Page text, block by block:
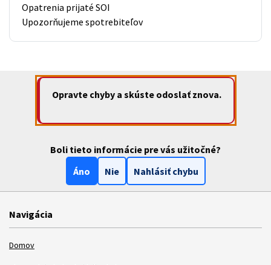
Opatrenia prijaté SOI
Upozorňujeme spotrebiteľov
Opravte chyby a skúste odoslať znova.
Boli tieto informácie pre vás užitočné?
Áno
Nie Nahlásiť chybu
Navigácia
Domov